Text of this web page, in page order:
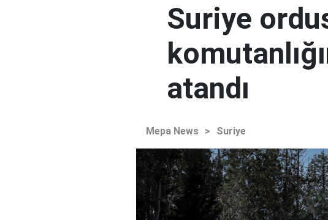
Suriye
atandı
Mepa News > Suriye